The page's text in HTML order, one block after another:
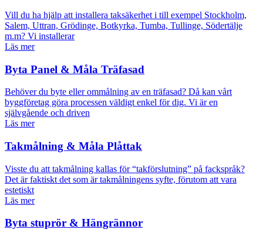
Vill du ha hjälp att installera taksäkerhet i till exempel Stockholm,
Salem, Uttran, Grödinge, Botkyrka, Tumba, Tullinge, Södertälje
m.m? Vi installerar
Läs mer
Byta Panel & Måla Träfasad
Behöver du byte eller ommålning av en träfasad? Då kan vårt
byggföretag göra processen väldigt enkel för dig. Vi är en
självgående och driven
Läs mer
Takmålning & Måla Plåttak
Visste du att takmålning kallas för “takförslutning” på fackspråk?
Det är faktiskt det som är takmålningens syfte, förutom att vara
estetiskt
Läs mer
Byta stuprör & Hängrännor